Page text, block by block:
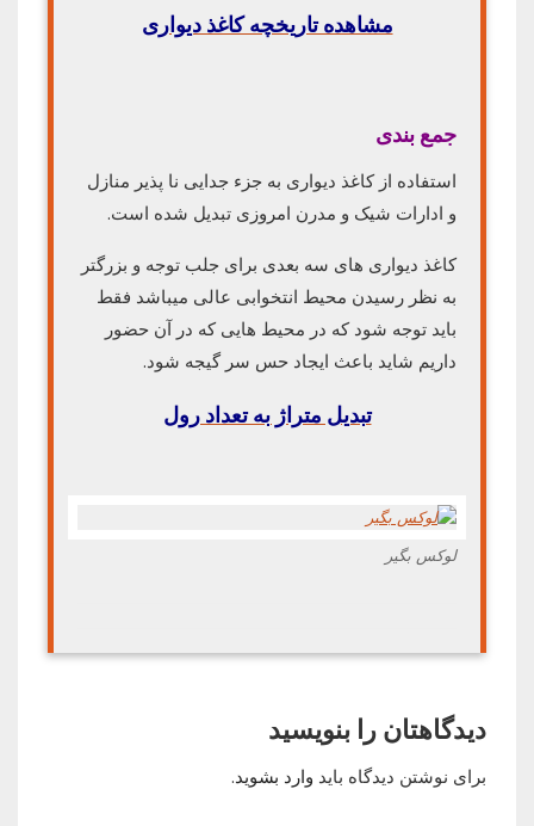
مشاهده تاریخچه کاغذ دیواری
جمع بندی
استفاده از کاغذ دیواری به جزء جدایی نا پذیر منازل
و ادارات شیک و مدرن امروزی تبدیل شده است.
کاغذ دیواری های سه بعدی برای جلب توجه و بزرگتر
به نظر رسیدن محیط انتخوابی عالی میباشد فقط
باید توجه شود که در محیط هایی که در آن حضور
داریم شاید باعث ایجاد حس سر گیجه شود.
تبدیل متراژ به تعداد رول
لوکس بگیر
دیدگاهتان را بنویسید
برای نوشتن دیدگاه باید وارد بشوید.